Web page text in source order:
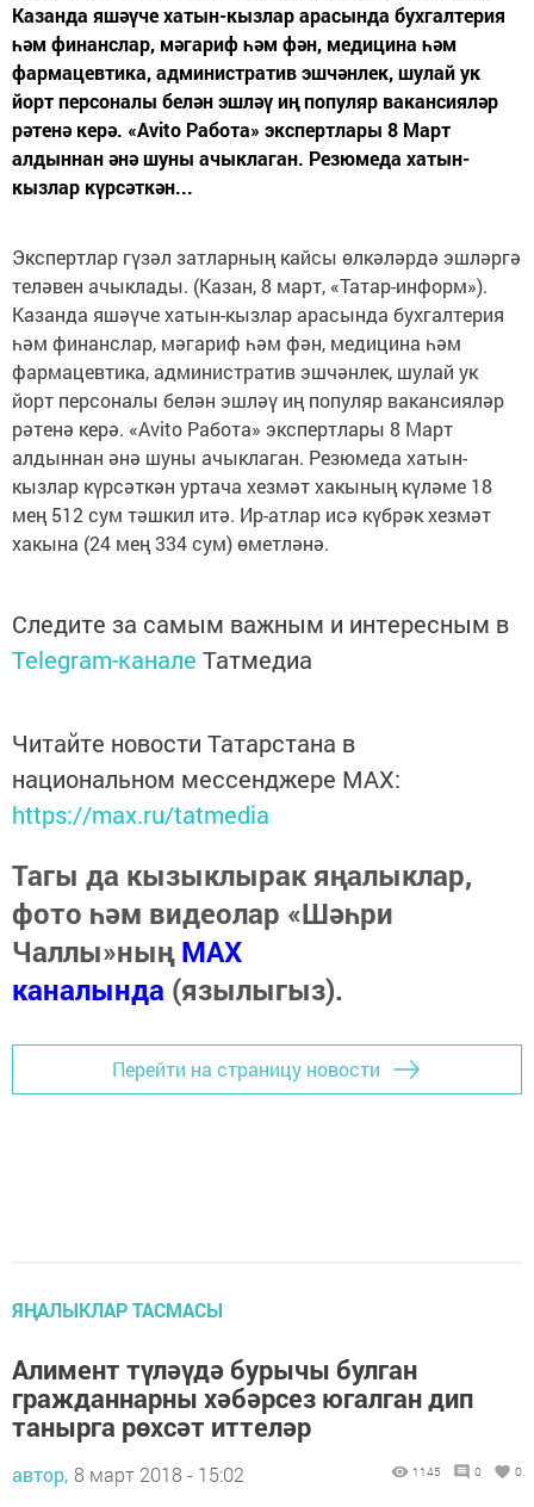
Казанда яшәүче хатын-кызлар арасында бухгалтерия
һәм финанслар, мәгариф һәм фән, медицина һәм
фармацевтика, административ эшчәнлек, шулай ук
йорт персоналы белән эшләү иң популяр вакансияләр
рәтенә керә. «Avito Работа» экспертлары 8 Март
алдыннан әнә шуны ачыклаган. Резюмеда хатын-
кызлар күрсәткән...
Экспертлар гүзәл затларның кайсы өлкәләрдә эшләргә
теләвен ачыклады. (Казан, 8 март, «Татар-информ»).
Казанда яшәүче хатын-кызлар арасында бухгалтерия
һәм финанслар, мәгариф һәм фән, медицина һәм
фармацевтика, административ эшчәнлек, шулай ук
йорт персоналы белән эшләү иң популяр вакансияләр
рәтенә керә. «Avito Работа» экспертлары 8 Март
алдыннан әнә шуны ачыклаган. Резюмеда хатын-
кызлар күрсәткән уртача хезмәт хакының күләме 18
мең 512 сум тәшкил итә. Ир-атлар исә күбрәк хезмәт
хакына (24 мең 334 сум) өметләнә.
Следите за самым важным и интересным в
Telegram-канале Татмедиа
Читайте новости Татарстана в
национальном мессенджере MАХ:
https://max.ru/tatmedia
Тагы да кызыклырак яңалыклар,
фото һәм видеолар «Шәһри
Чаллы»ныңMAX
каналында (язылыгыз).
Перейти на страницу новости
ЯҢАЛЫКЛАР ТАСМАСЫ
Алимент түләүдә бурычы булган
гражданнарны хәбәрсез югалган дип
танырга рөхсәт иттеләр
автор, 8 март 2018 - 15:02 1145 0 0